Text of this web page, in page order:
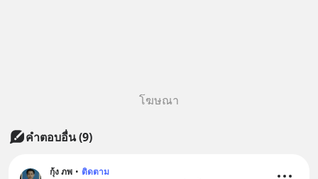
โฆษณา
คำตอบอื่น(9)
กุ้ง ภพ • ติดตาม